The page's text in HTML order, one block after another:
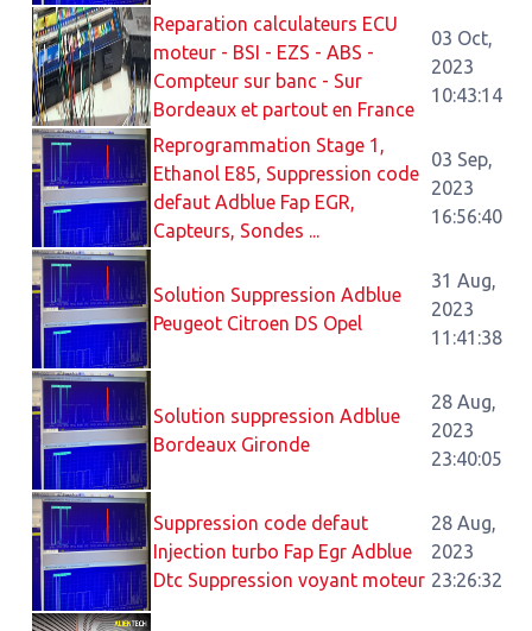
Reparation calculateurs ECU
moteur - BSI - EZS - ABS -
Compteur sur banc - Sur
Bordeaux et partout en France
03 Oct,
2023
10:43:14
Reprogrammation Stage 1,
Ethanol E85, Suppression code
defaut Adblue Fap EGR,
Capteurs, Sondes ...
03 Sep,
2023
16:56:40
Solution Suppression Adblue
Peugeot Citroen DS Opel
31 Aug,
2023
11:41:38
Solution suppression Adblue
Bordeaux Gironde
28 Aug,
2023
23:40:05
Suppression code defaut
Injection turbo Fap Egr Adblue
Dtc Suppression voyant moteur
28 Aug,
2023
23:26:32